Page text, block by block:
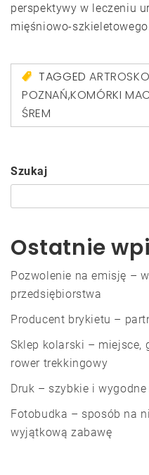
perspektywy w leczeniu
mięśniowo-szkieletowego.
TAGGED
POZNAŃ,KOMÓRKI
ŚREM
Szukaj
Ostatnie
Pozwolenie na emisję –
przedsiębiorstwa
Producent brykietu –
Sklep kolarski – miejsce,
rower trekkingowy
Druk – szybkie i
Fotobudka – sposób na
wyjątkową zabawę